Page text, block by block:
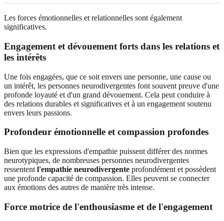
Les forces émotionnelles et relationnelles sont également
significatives.
Engagement et dévouement forts dans les relations et
les intérêts
Une fois engagées, que ce soit envers une personne, une cause ou
un intérêt, les personnes neurodivergentes font souvent preuve d'une
profonde loyauté et d'un grand dévouement. Cela peut conduire à
des relations durables et significatives et à un engagement soutenu
envers leurs passions.
Profondeur émotionnelle et compassion profondes
Bien que les expressions d'empathie puissent différer des normes
neurotypiques, de nombreuses personnes neurodivergentes
ressentent l'empathie neurodivergente profondément et possèdent
une profonde capacité de compassion. Elles peuvent se connecter
aux émotions des autres de manière très intense.
Force motrice de l'enthousiasme et de l'engagement